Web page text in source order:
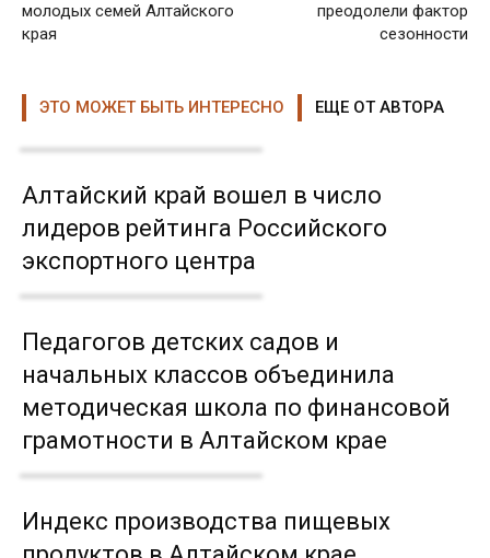
молодых семей Алтайского
края
преодолели фактор
сезонности
ЭТО МОЖЕТ БЫТЬ ИНТЕРЕСНО ЕЩЕ ОТ АВТОРА
Алтайский край вошел в число
лидеров рейтинга Российского
экспортного центра
Педагогов детских садов и
начальных классов объединила
методическая школа по финансовой
грамотности в Алтайском крае
Индекс производства пищевых